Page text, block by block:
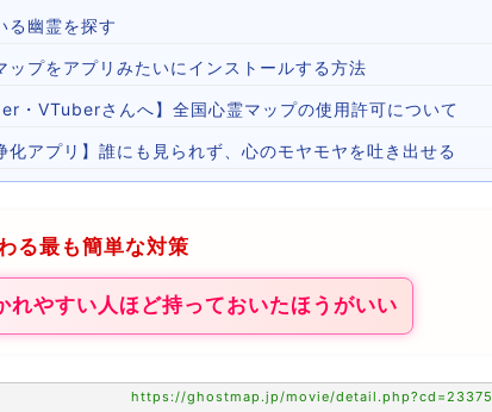
る幽霊を探す
ップをアプリみたいにインストールする方法
・VTuberさんへ】全国心霊マップの使用許可について
化アプリ】誰にも見られず、心のモヤモヤを吐き出せる
る最も簡単な対策
れやすい人ほど持っておいたほうがいい
https://ghostmap.jp/movie/detail.php?cd=23375